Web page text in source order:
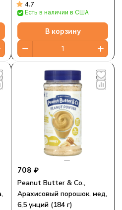
(16 унций)
4.7
Есть в наличии в США
В корзину
708 ₽
Peanut Butter & Co.,
Арахисовый порошок, мед,
6,5 унций (184 г)